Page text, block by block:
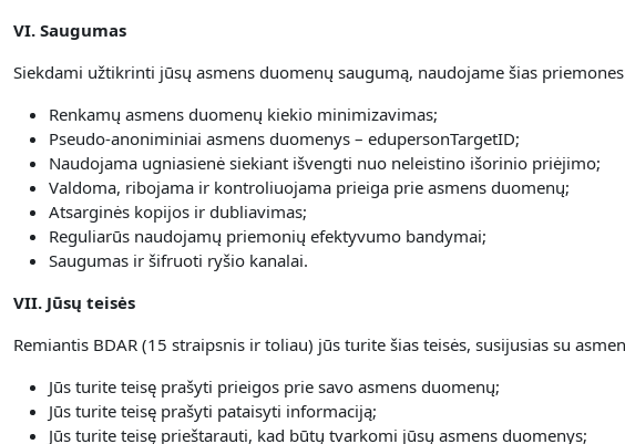
VI. Saugumas
Siekdami užtikrinti jūsų asmens duomenų saugumą, naudojame šias
Renkamų asmens duomenų kiekio minimizavimas;
Pseudo-anoniminiai asmens duomenys – edupersonTargetID;
Naudojama ugniasienė siekiant išvengti nuo neleistino išorinio priėjimo;
Valdoma, ribojama ir kontroliuojama prieiga prie asmens duomenų;
Atsarginės kopijos ir dubliavimas;
Reguliarūs naudojamų priemonių efektyvumo bandymai;
Saugumas ir šifruoti ryšio kanalai.
VII. Jūsų teisės
Remiantis BDAR (15 straipsnis ir toliau) jūs turite šias teisės, susijusias su
Jūs turite teisę prašyti prieigos prie savo asmens duomenų;
Jūs turite teisę prašyti pataisyti informaciją;
Jūs turite teisę prieštarauti, kad būtų tvarkomi jūsų asmens duomenys;